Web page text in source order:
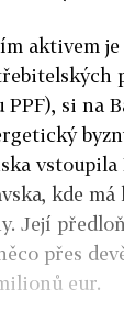
aktivem
si na
kde
Její
přes
eur.